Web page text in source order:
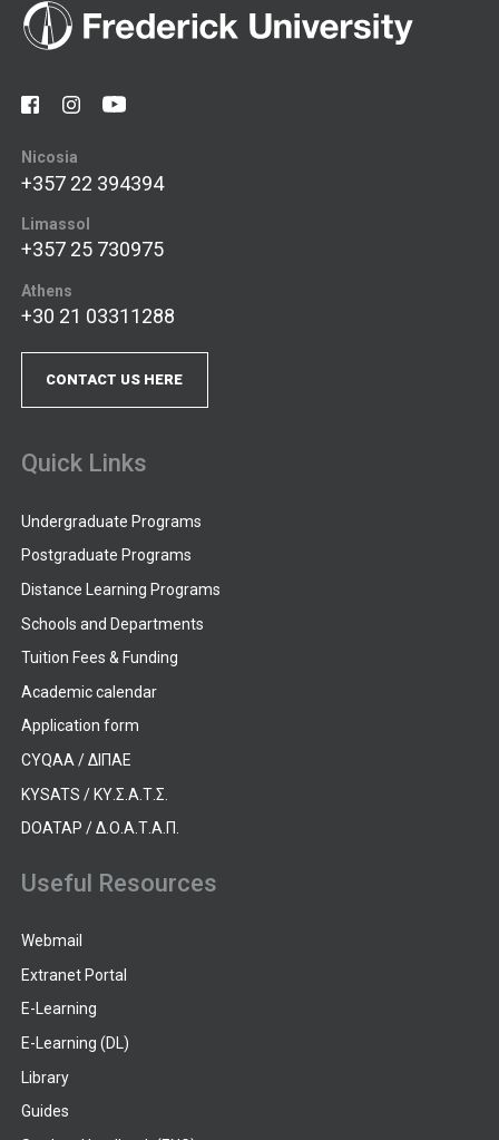
Nicosia
+357 22 394394
Limassol
+357 25 730975
Athens
+30 21 03311288
CONTACT US HERE
Quick Links
Undergraduate Programs
Postgraduate Programs
Distance Learning Programs
Schools and Departments
Tuition Fees & Funding
Academic calendar
Application form
CYQAA / ΔΙΠΑΕ
KYSATS / ΚΥ.Σ.Α.Τ.Σ.
DOATAP / Δ.Ο.Α.Τ.Α.Π.
Useful Resources
Webmail
Extranet Portal
E-Learning
E-Learning (DL)
Library
Guides